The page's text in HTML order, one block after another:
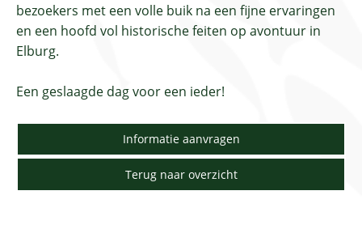
bezoekers met een volle buik na een fijne ervaringen
en een hoofd vol historische feiten op avontuur in
Elburg.
Een geslaagde dag voor een ieder!
Informatie aanvragen
Terug naar overzicht